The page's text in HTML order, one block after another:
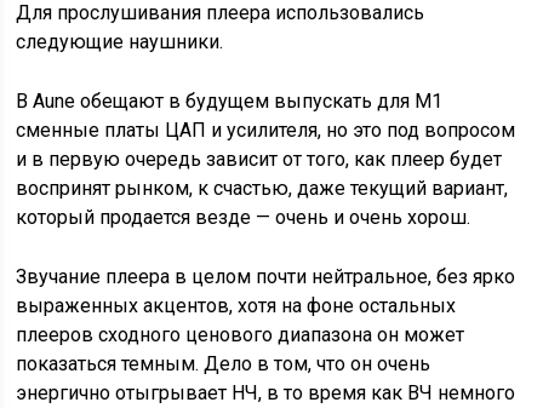
Для прослушивания плеера использовались
следующие наушники.
В Aune обещают в будущем выпускать для M1
сменные платы ЦАП и усилителя, но это под вопросом
и в первую очередь зависит от того, как плеер будет
воспринят рынком, к счастью, даже текущий вариант,
который продается везде — очень и очень хорош.
Звучание плеера в целом почти нейтральное, без ярко
выраженных акцентов, хотя на фоне остальных
плееров сходного ценового диапазона он может
показаться темным. Дело в том, что он очень
энергично отыгрывает НЧ, в то время как ВЧ немного